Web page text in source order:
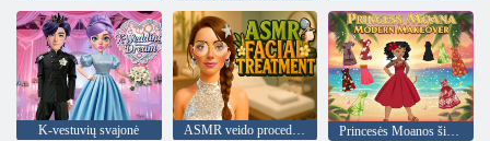
K-vestuvių svajonė ASMR veido procedūra Princesės Moanos šiuolaikinis pertvarkymas